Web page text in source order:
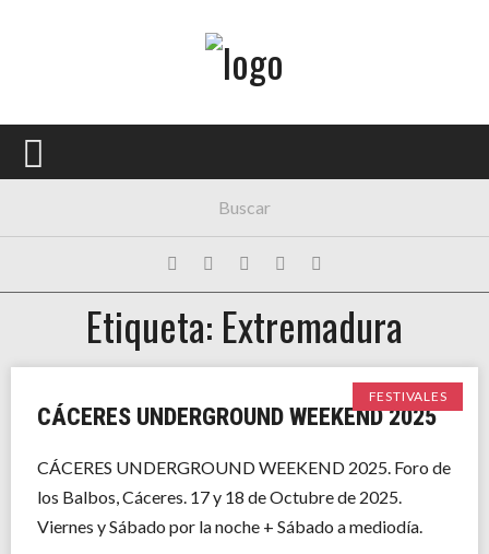
PORTADA
FESTIVALES
EXPOSICIONES
HISTORIAS
Etiqueta: Extremadura
FESTIVALES
CÁCERES UNDERGROUND WEEKEND 2025
CÁCERES UNDERGROUND WEEKEND 2025. Foro de
los Balbos, Cáceres. 17 y 18 de Octubre de 2025.
Viernes y Sábado por la noche + Sábado a mediodía.